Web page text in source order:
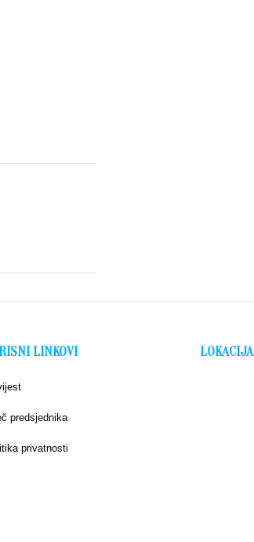
LINKOVI
predsjednika
privatnosti
LOKACIJA